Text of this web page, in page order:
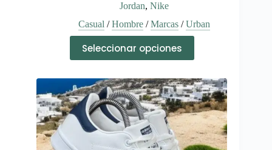
Jordan, Nike
Casual /Hombre/Marcas/Urban
Seleccionar opciones
producto
tiene
variantes.
Las
opciones
se
pueden
elegir